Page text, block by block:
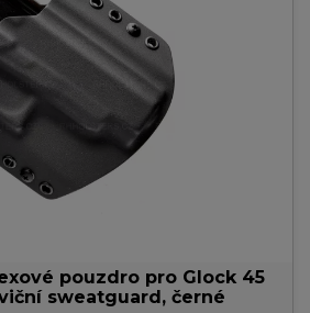
pouzdro pro Glock 45
sweatguard, černé